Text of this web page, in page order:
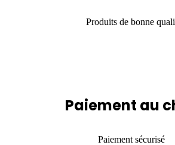
Produits de bonne
Paiement au
Paiement sécurisé